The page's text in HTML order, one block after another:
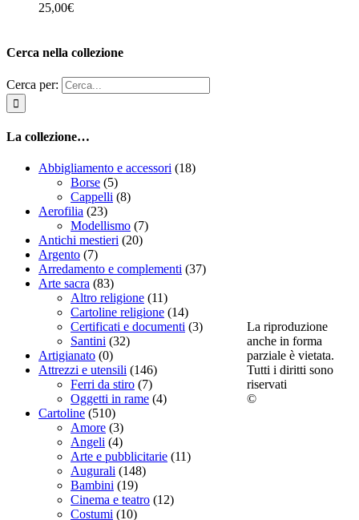
25,00€
Cerca nella collezione
Cerca per:
La collezione…
Abbigliamento e accessori (18)
Borse (5)
Cappelli (8)
Aerofilia (23)
Modellismo (7)
Antichi mestieri (20)
Argento (7)
Arredamento e complementi (37)
Arte sacra (83)
Altro religione (11)
Cartoline religione (14)
Certificati e documenti (3)
Santini (32)
Artigianato (0)
Attrezzi e utensili (146)
Ferri da stiro (7)
Oggetti in rame (4)
Cartoline (510)
Amore (3)
Angeli (4)
Arte e pubblicitarie (11)
Augurali (148)
Bambini (19)
Cinema e teatro (12)
Costumi (10)
La riproduzione
anche in forma
parziale è vietata.
Tutti i diritti sono
riservati
©